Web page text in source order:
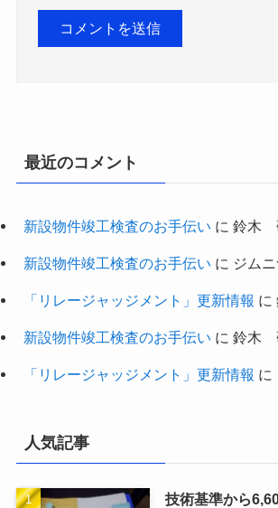
最近のコメント
新設物件竣工検査のお手伝い に 鈴木
新設物件竣工検査のお手伝い に ジム
「リレージャッジメント」更新情報 に
新設物件竣工検査のお手伝い に 鈴木
「リレージャッジメント」更新情報 に
人気記事
技術基準から